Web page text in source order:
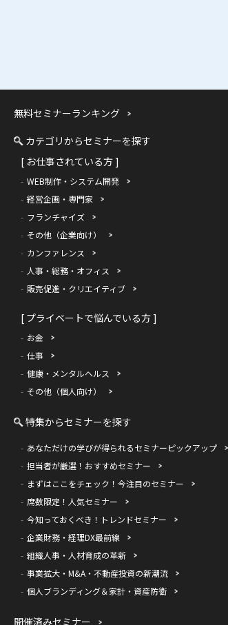
無料セミナーランキング
カテゴリからセミナーを探す
[ お仕事されている方 ]
WEB制作・システム開発
経営企画・専門家
フランチャイズ
その他（企業向け）
カンファレンス
人事・総務・オフィス
販売促進・クリエイティブ
[ プライベートで悩んでいる方 ]
お金
仕事
健康・メンタルヘルス
その他（個人向け）
特集からセミナーを探す
あなただけの学びが得られるセミナーピックアップ
担当者が厳選！おすすめセミナー
まずはここをチェック！今注目のセミナー
席数限定！人気セミナー
今知っておくべき！トレンドセミナー
企業財務・経理DX最前線
組織人事・人材育成の革新
事業拡大・M&A・不動産投資の新潮流
個人ブランディング＆家計・資産防衛
開催済みセミナー